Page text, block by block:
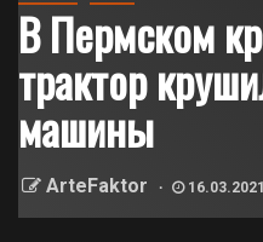
В Пермском
трактор
машины
ArteFaktor 16.03.2021